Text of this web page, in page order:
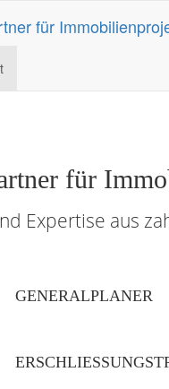
für
Expertise aus
GENERALPLANER